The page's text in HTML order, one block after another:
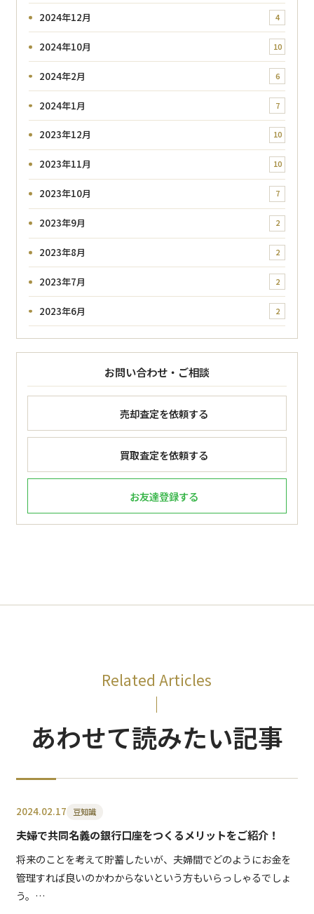
2024年12月 4
2024年10月 10
2024年2月 6
2024年1月 7
2023年12月 10
2023年11月 10
2023年10月 7
2023年9月 2
2023年8月 2
2023年7月 2
2023年6月 2
お問い合わせ・ご相談
売却査定を依頼する
買取査定を依頼する
お友達登録する
Related Articles
あわせて読みたい記事
2024.02.17 豆知識
夫婦で共同名義の銀行口座をつくるメリットをご紹介！
将来のことを考えて貯蓄したいが、夫婦間でどのようにお金を
管理すれば良いのかわからないという方もいらっしゃるでしょ
う。…